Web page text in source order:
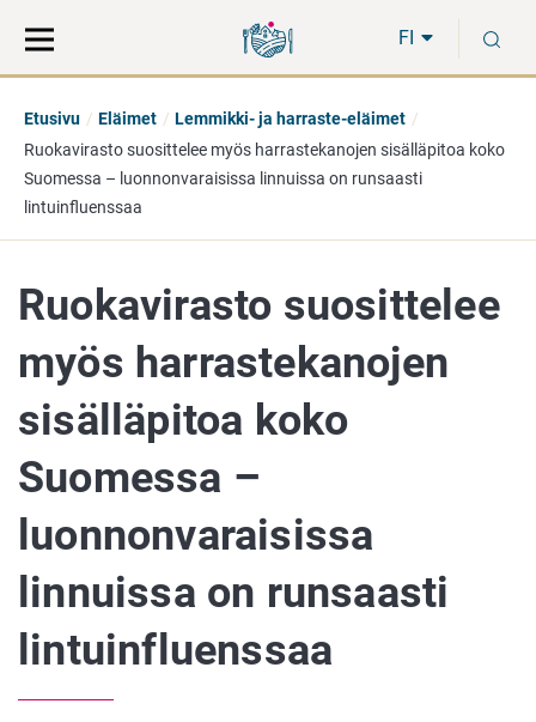
suoraan
sisältöön
koko
sivuston
FI
Etusivu Eläimet
Lemmikki- ja harraste-eläimet
Ruokavirasto suosittelee myös harrastekanojen sisälläpitoa koko
Suomessa – luonnonvaraisissa linnuissa on runsaasti
lintuinfluenssaa
Ruokavirasto suosittelee
myös harrastekanojen
sisälläpitoa koko
Suomessa –
luonnonvaraisissa
linnuissa on runsaasti
lintuinfluenssaa